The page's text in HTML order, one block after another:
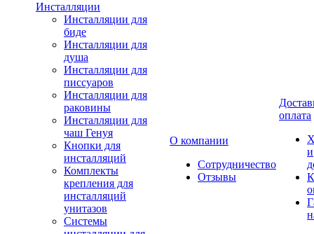
Инсталляции
Инсталляции для
биде
Инсталляции для
душа
Инсталляции для
писсуаров
Инсталляции для
раковины
Инсталляции для
чаш Генуя
Кнопки для
инсталляций
Комплекты
крепления для
инсталляций
унитазов
Системы
О компании
Сотрудничество
Отзывы
оплата
и